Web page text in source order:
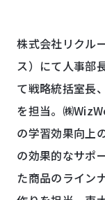
株式会社リクル
ス）にて人事部
て戦略統括室長
を担当。㈱
の学習効果向上
の効果的なサポ
た商品のライン